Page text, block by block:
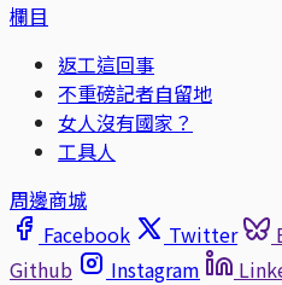
欄目
返工這回事
不重磅記者自留地
女人沒有國家？
工具人
周邊商城
Facebook
Twitter
Github
Instagram